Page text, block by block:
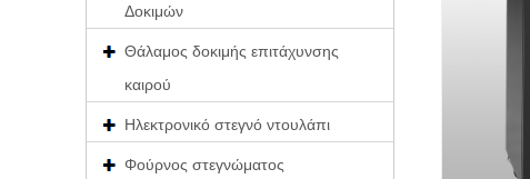
Δοκιμών
Θάλαμος δοκιμής επιτάχυνσης
καιρού
Ηλεκτρονικό στεγνό ντουλάπι
Φούρνος στεγνώματος